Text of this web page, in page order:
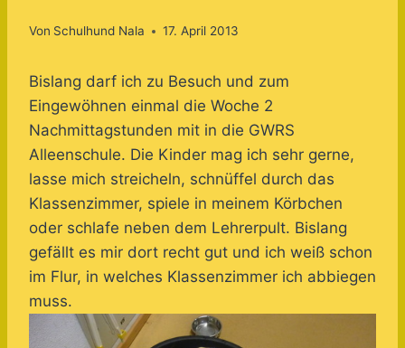
Von Schulhund Nala 17. April 2013
Bislang darf ich zu Besuch und zum
Eingewöhnen einmal die Woche 2
Nachmittagstunden mit in die GWRS
Alleenschule. Die Kinder mag ich sehr gerne,
lasse mich streicheln, schnüffel durch das
Klassenzimmer, spiele in meinem Körbchen
oder schlafe neben dem Lehrerpult. Bislang
gefällt es mir dort recht gut und ich weiß schon
im Flur, in welches Klassenzimmer ich abbiegen
muss.